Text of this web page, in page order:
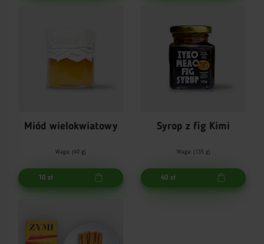
Miód wielokwiatowy
Waga: (40 g)
10 zł
Syrop z fig Kimi
Waga: (135 g)
40 zł